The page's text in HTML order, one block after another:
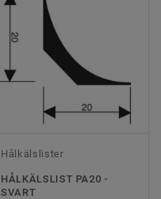
Hålkälslister
HÅLKÄLSLIST PA20 -
SVART